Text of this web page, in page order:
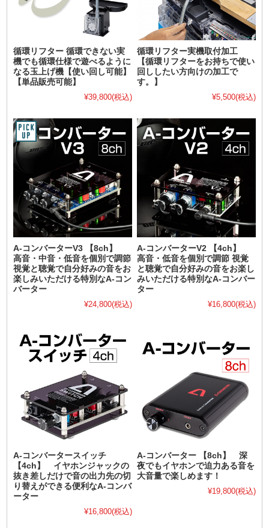
循環リフター 循環できない実
機でも循環仕様で遊べるように
なる玉上げ機【使い回し可能】
【単品販売可能】
¥39,800(税込)
循環リフター実機取付加工
【循環リフターをお持ちで使い
回ししたい方向けの加工で
す。】
¥5,500(税込)
A-コンバーターV3 【8ch】
高音・中音・低音を個別で調節
視覚と聴覚で自分好みの音をお
楽しみいただける特別なA-コン
バーター
¥24,800(税込)
A-コンバーターV2 【4ch】
高音・低音を個別で調節 視覚
と聴覚で自分好みの音をお楽し
みいただける特別なA-コンバー
ター
¥16,800(税込)
A-コンバータースイッチ
【4ch】 イヤホンジャックの
抜き差しだけで音の出力先の切
り替えができる便利なA-コンバ
ーター
¥16,800(税込)
A-コンバーター 【8ch】 深
夜でもイヤホンで迫力ある音を
大音量で楽しめます！
¥19,800(税込)